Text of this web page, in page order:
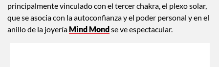
principalmente vinculado con el tercer chakra, el plexo solar,
que se asocia con la autoconfianza y el poder personal y en el
anillo de la joyería Mind Mondse ve espectacular.